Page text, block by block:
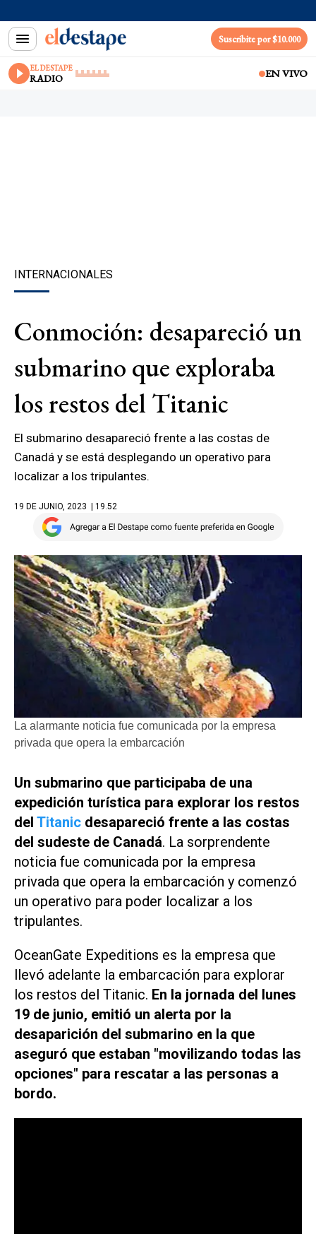
Suscribite por $10.000
EL DESTAPE
RADIO EN VIVO
INTERNACIONALES
Conmoción: desapareció un
submarino que exploraba
los restos del Titanic
El submarino desapareció frente a las costas de
Canadá y se está desplegando un operativo para
localizar a los tripulantes.
19 DE JUNIO, 2023 | 19.52
La alarmante noticia fue comunicada por la empresa
privada que opera la embarcación
Un submarino que participaba de una
expedición turística para explorar los restos
del Titanic desapareció frente a las costas
del sudeste de Canadá. La sorprendente
noticia fue comunicada por la empresa
privada que opera la embarcación y comenzó
un operativo para poder localizar a los
tripulantes.
OceanGate Expeditions es la empresa que
llevó adelante la embarcación para explorar
los restos del Titanic. En la jornada del lunes
19 de junio, emitió un alerta por la
desaparición del submarino en la que
aseguró que estaban "movilizando todas las
opciones" para rescatar a las personas a
bordo.